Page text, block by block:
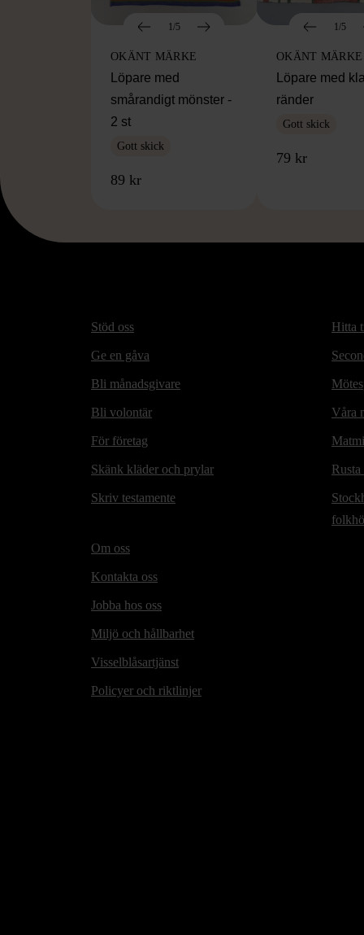
1/5
OKÄNT MÄRKE
Löpare med
smårandigt mönster -
2 st
Gott skick
89 kr
1/5
OKÄNT MÄRKE
Löpare med
ränder
Gott skick
79 kr
Stöd oss
Ge en gåva
Bli månadsgivare
Bli volontär
För företag
Skänk kläder och prylar
Skriv testamente
Hitta
Våra
Om oss
Kontakta oss
Jobba hos oss
Miljö och hållbarhet
Visselblåsartjänst
Policyer och riktlinjer